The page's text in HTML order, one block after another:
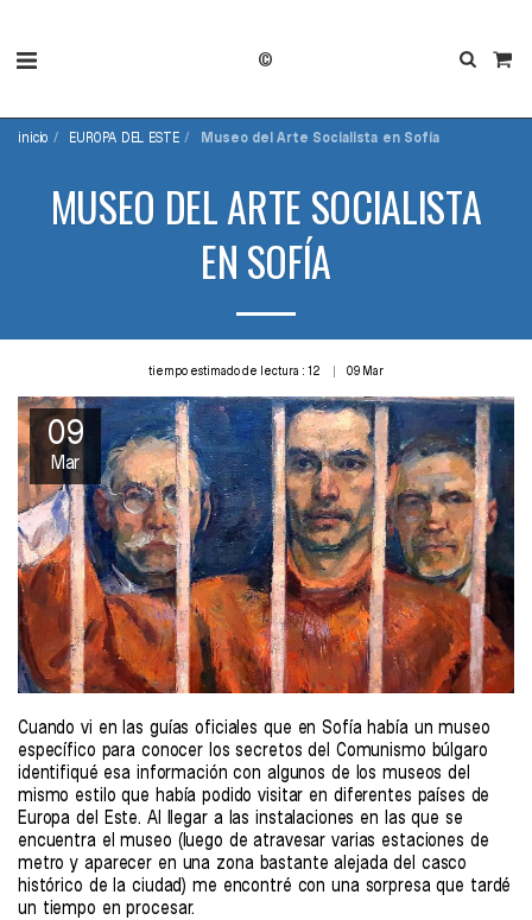
©
inicio EUROPA DEL ESTE Museo del Arte Socialista en Sofía
MUSEO DEL ARTE SOCIALISTA
EN SOFÍA
tiempo estimado de lectura : 12 09 Mar
09
Mar
Cuando vi en las guías oficiales que en Sofía había un museo
específico para conocer los secretos del Comunismo búlgaro
identifiqué esa información con algunos de los museos del
mismo estilo que había podido visitar en diferentes países de
Europa del Este. Al llegar a las instalaciones en las que se
encuentra el museo (luego de atravesar varias estaciones de
metro y aparecer en una zona bastante alejada del casco
histórico de la ciudad) me encontré con una sorpresa que tardé
un tiempo en procesar.